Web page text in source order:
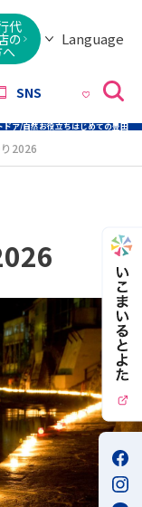
代
の
Language
Việt
SNS
ドア/自然お役立ちはじめての豊田
2026